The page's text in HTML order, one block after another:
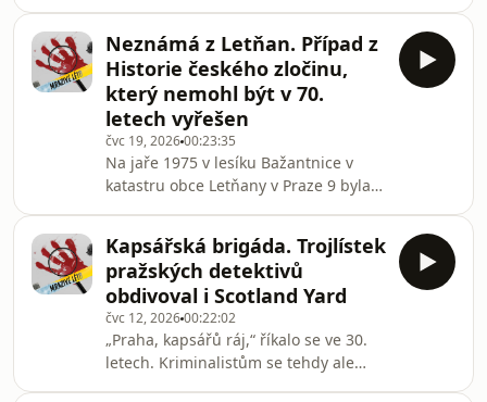
Velíška v roce 2005, je jedním z dosud
nevyřešených „pomní
„kokainového moru“. Bílý prášek se v
roce 1924 stal módou nejen v barech
a nevěstincích, ale i v uměleckých a
intelektuálních kruzích. Šance se
chopili překupníci a podloudníci. Jako
třeba uzenář František Latiňák, který
našel originální způsob, jak dovážet
kokai
Neznámá z Letňan. Případ z
Historie českého zločinu,
který nemohl být v 70.
letech vyřešen
čvc 19, 202600:23:35
Na jaře 1975 v lesíku Bažantnice v
katastru obce Letňany v Praze 9 byla
ona zhruba 20letá dívka? Všech sedm
vytipovaných žen z evidence
pohřešovaných osob bylo postupně
vyloučeno a fotografie oběti pro
média nebylo možné pořídit. Mrtvá
zůstávala neznámou a trestní stíhání
bylo koncem roku 1975 přerušeno...
Kapsářská brigáda. Trojlístek
pražských detektivů
obdivoval i Scotland Yard
čvc 12, 202600:22:02
„Praha, kapsářů ráj,“ říkalo se ve 30.
letech. Kriminalistům se tehdy ale